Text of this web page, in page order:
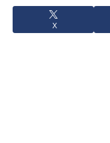
X